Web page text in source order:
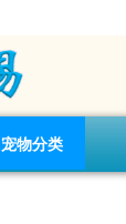
宠物分类